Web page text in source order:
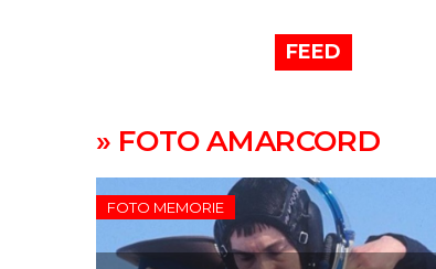
FEED
» FOTO AMARCORD
FOTO MEMORIE